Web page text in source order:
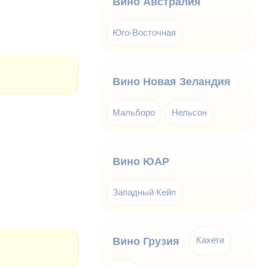
Юго-Восточная
Вино Новая Зеландия
Мальборо Нельсон
Вино ЮАР
Западный Кейп
Вино Грузия Кахети